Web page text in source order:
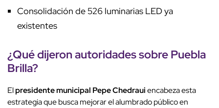
Consolidación de 526 luminarias LED ya
existentes
¿Qué dijeron autoridades sobre Puebla
Brilla?
Elpresidente municipal Pepe Chedrauiencabeza esta
estrategia que busca mejorar el alumbrado público en